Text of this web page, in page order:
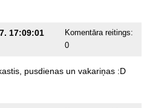
17:09:01
Komentāra reitings:
0
pusdienas un vakariņas :D